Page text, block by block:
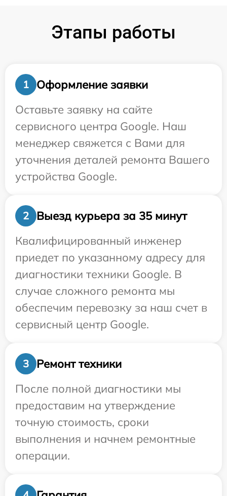
Этапы работы
1
Оформление заявки
Оставьте заявку на сайте
сервисного центра Google. Наш
менеджер свяжется с Вами для
уточнения деталей ремонта Вашего
устройства Google.
2
Выезд курьера за 35 минут
Квалифицированный инженер
приедет по указанному адресу для
диагностики техники Google. В
случае сложного ремонта мы
обеспечим перевозку за наш счет в
сервисный центр Google.
3
Ремонт техники
После полной диагностики мы
предоставим на утверждение
точную стоимость, сроки
выполнения и начнем ремонтные
операции.